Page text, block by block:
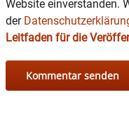
Website einverstanden.
der
Leitfaden für die